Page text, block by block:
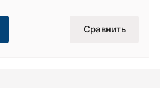
Сравнить